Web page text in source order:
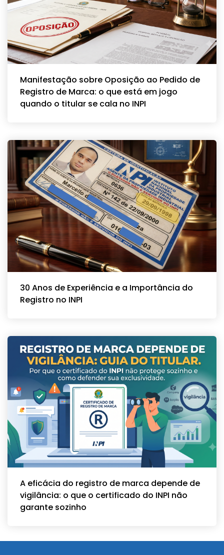
Manifestação sobre Oposição ao Pedido de
Registro de Marca: o que está em jogo
quando o titular se cala no INPI
30 Anos de Experiência e a Importância do
Registro no INPI
A eficácia do registro de marca depende de
vigilância: o que o certificado do INPI não
garante sozinho